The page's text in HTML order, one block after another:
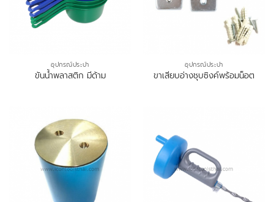
อุปกรณ์ประปา
ขันน้ำพลาสติก มีด้าม
อุปกรณ์ประปา
ขาเสียบอ่างชุบซิงค์พร้อมน็อต